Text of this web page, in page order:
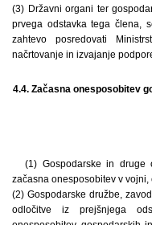
(3) Državni organi ter
prvega odstavka tega člena,
zahtevo posredovati
načrtovanje in izvajanje
4.4. Začasna onesposobitev
(1) Gospodarske in druge
začasna onesposobitev v
(2) Gospodarske družbe,
odločitve iz prejšnjega